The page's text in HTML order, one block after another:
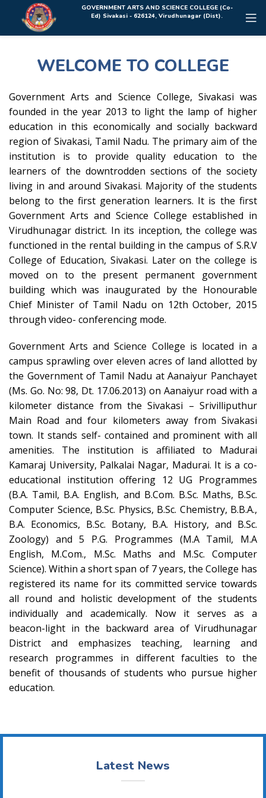
Rolex Replica Uhren DeutschlandGOVERNMENT ARTS AND SCIENCE COLLEGE (Co-
Ed) Sivakasi - 626124, Virudhunagar (Dist).
WELCOME TO COLLEGE
Government Arts and Science College, Sivakasi was
founded in the year 2013 to light the lamp of higher
education in this economically and socially backward
region of Sivakasi, Tamil Nadu. The primary aim of the
institution is to provide quality education to the
learners of the downtrodden sections of the society
living in and around Sivakasi. Majority of the students
belong to the first generation learners. It is the first
Government Arts and Science College established in
Virudhunagar district. In its inception, the college was
functioned in the rental building in the campus of S.R.V
College of Education, Sivakasi. Later on the college is
moved on to the present permanent government
building which was inaugurated by the Honourable
Chief Minister of Tamil Nadu on 12th October, 2015
through video- conferencing mode.
Government Arts and Science College is located in a
campus sprawling over eleven acres of land allotted by
the Government of Tamil Nadu at Aanaiyur Panchayet
(Ms. Go. No: 98, Dt. 17.06.2013) on Aanaiyur road with a
kilometer distance from the Sivakasi – Srivilliputhur
Main Road and four kilometers away from Sivakasi
town. It stands self- contained and prominent with all
amenities. The institution is affiliated to Madurai
Kamaraj University, Palkalai Nagar, Madurai. It is a co-
educational institution offering 12 UG Programmes
(B.A. Tamil, B.A. English, and B.Com. B.Sc. Maths, B.Sc.
Computer Science, B.Sc. Physics, B.Sc. Chemistry, B.B.A.,
B.A. Economics, B.Sc. Botany, B.A. History, and B.Sc.
Zoology) and 5 P.G. Programmes (M.A Tamil, M.A
English, M.Com., M.Sc. Maths and M.Sc. Computer
Science). Within a short span of 7 years, the College has
registered its name for its committed service towards
all round and holistic development of the students
individually and academically. Now it serves as a
beacon-light in the backward area of Virudhunagar
District and emphasizes teaching, learning and
research programmes in different faculties to the
benefit of thousands of students who pursue higher
education.
Latest News